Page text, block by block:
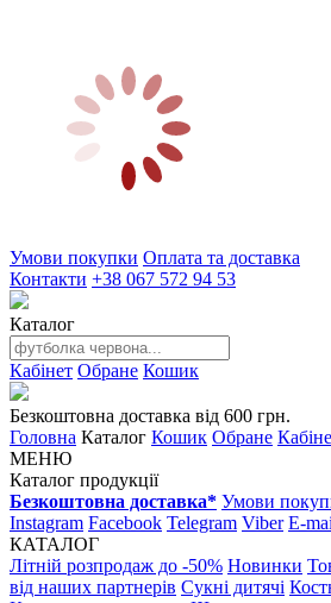
Умови покупки Оплата та доставка
Контакти +38 067 572 94 53
Каталог
Кабінет Обране Кошик
Безкоштовна доставка від 600 грн.
Головна Каталог Кошик Обране
МЕНЮ
Каталог продукції
Безкоштовна доставка* Умови
Instagram Facebook Telegram Viber E-
КАТАЛОГ
Літній розпродаж до -50% Новинки
від наших партнерів Сукні дитячі